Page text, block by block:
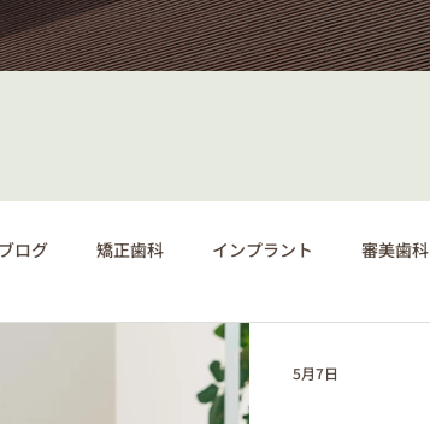
ログ 矯正歯科 インプラント 審美歯科
5月7日